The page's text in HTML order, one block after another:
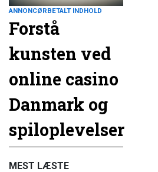
ANNONCØRBETALT INDHOLD
Forstå
kunsten ved
online casino
Danmark og
spiloplevelser
MEST LÆSTE